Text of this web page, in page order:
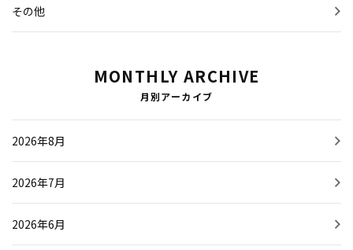
その他
MONTHLY ARCHIVE
月別アーカイブ
2026年8月
2026年7月
2026年6月